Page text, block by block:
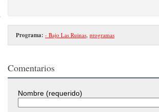
Programa: - Bajo Las Ruinas programas
Comentarios
Nombre (requerido)